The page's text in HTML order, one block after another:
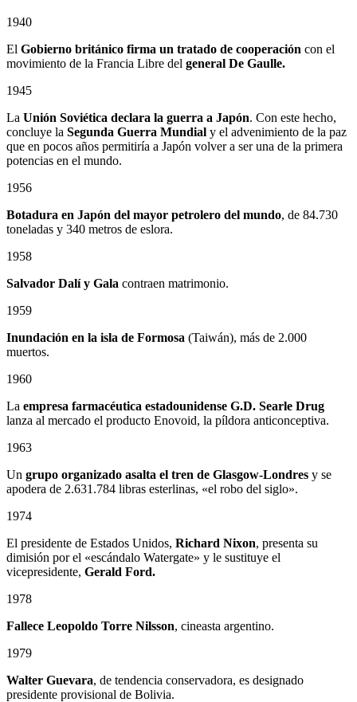
1940
El Gobierno británico firma un tratado de cooperación con el
movimiento de la Francia Libre del general De Gaulle.
1945
La Unión Soviética declara la guerra a Japón. Con este hecho,
concluye la Segunda Guerra Mundial y el advenimiento de la paz
que en pocos años permitiría a Japón volver a ser una de la primera
potencias en el mundo.
1956
Botadura en Japón del mayor petrolero del mundo, de 84.730
toneladas y 340 metros de eslora.
1958
Salvador Dalí y Gala contraen matrimonio.
1959
Inundación en la isla de Formosa (Taiwán), más de 2.000
muertos.
1960
La empresa farmacéutica estadounidense G.D. Searle Drug
lanza al mercado el producto Enovoid, la píldora anticonceptiva.
1963
Un grupo organizado asalta el tren de Glasgow-Londres y se
apodera de 2.631.784 libras esterlinas, «el robo del siglo».
1974
El presidente de Estados Unidos, Richard Nixon, presenta su
dimisión por el «escándalo Watergate» y le sustituye el
vicepresidente, Gerald Ford.
1978
Fallece Leopoldo Torre Nilsson, cineasta argentino.
1979
Walter Guevara, de tendencia conservadora, es designado
presidente provisional de Bolivia.